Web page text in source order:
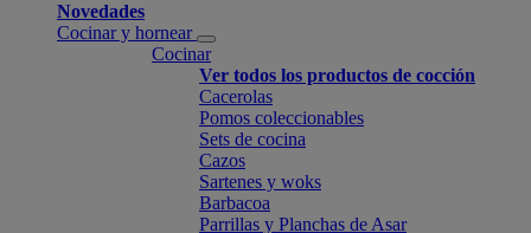
Novedades
Cocinar y hornear
Cocinar
Ver todos los productos de cocción
Cacerolas
Pomos coleccionables
Sets de cocina
Cazos
Sartenes y woks
Barbacoa
Parrillas y Planchas de Asar